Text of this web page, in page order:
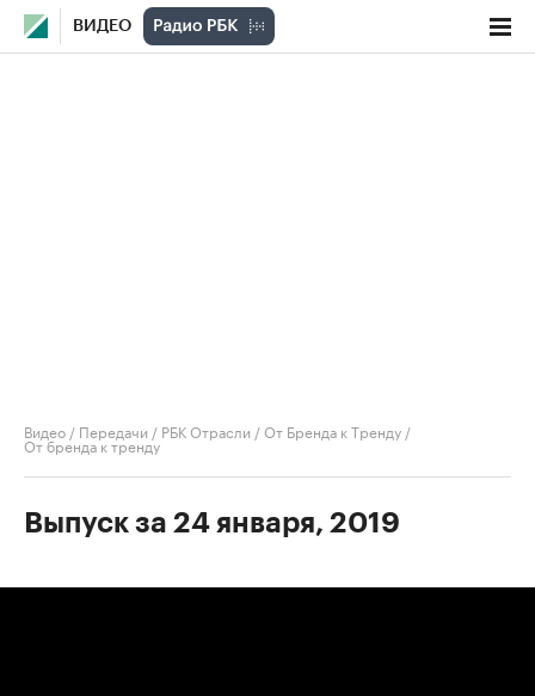
ВИДЕО
Видео / Передачи / РБК Отрасли / От Бренда к Тренду /
От бренда к тренду
Выпуск за 24 января, 2019